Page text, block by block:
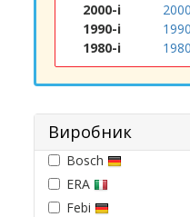
2000-і
2000
1990-і
1990
1980-і
1980
Виробник
Bosch
ERA
Febi